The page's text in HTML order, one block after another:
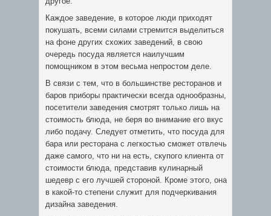
Каждое заведение, в которое люди приходят
покушать, всеми силами стремится выделиться
на фоне других схожих заведений, в свою
очередь посуда является наилучшим
помощником в этом весьма непростом деле.
В связи с тем, что в большинстве ресторанов и
баров приборы практически всегда однообразны,
посетители заведения смотрят только лишь на
стоимость блюда, не беря во внимание его вкус
либо подачу. Следует отметить, что посуда для
бара или ресторана с легкостью сможет отвлечь
даже самого, что ни на есть, скупого клиента от
стоимости блюда, представив кулинарный
шедевр с его лучшей стороной. Кроме этого, она
в какой-то степени служит для подчеркивания
дизайна заведения.